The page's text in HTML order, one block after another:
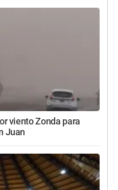
viento Zonda para
Juan